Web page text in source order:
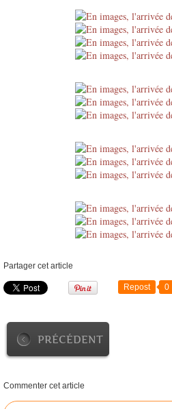
Partager cet article
Repost 0
PRÉCÉDENT
Commenter cet article